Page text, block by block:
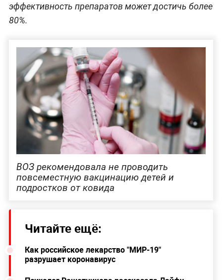
эффективность препаратов может достичь более
80%.
ВОЗ рекомендовала не проводить
повсеместную вакцинацию детей и
подростков от ковида
Читайте ещё:
Как российское лекарство "МИР-19"
разрушает коронавирус